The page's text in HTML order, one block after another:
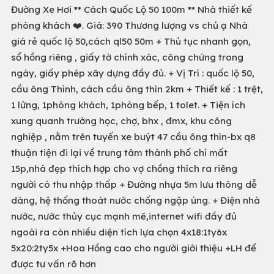
Đường Xe Hơi ** Cách Quốc Lộ 50 100m ** Nhà thiết kế
phòng khách ❤️. Giá: 390 Thương lượng vs chủ ạ Nhà
giá rẻ quốc lộ 50,cách ql50 50m + Thủ tục nhanh gọn,
sổ hồng riêng , giấy tờ chính xác, công chứng trong
ngày, giấy phép xây dựng đầy đủ. + Vị Trí : quốc lộ 50,
cầu ông Thình, cách cầu ông thìn 2km + Thiết kế : 1 trệt,
1 lửng, 1phòng khách, 1phòng bếp, 1 tolet. + Tiện ích
xung quanh trường học, chợ, bhx , đmx, khu công
nghiệp , nằm trên tuyến xe buýt 47 cầu ông thìn-bx q8
thuận tiện đi lại về trung tâm thành phố chỉ mất
15p,nhà đẹp thích hợp cho vợ chồng thích ra riêng
người có thu nhập thấp + Đường nhựa 5m lưu thông dễ
dàng, hệ thống thoát nước chống ngập úng. + Điện nhà
nước, nước thủy cục mạnh mẽ,internet wifi đầy đủ
ngoài ra còn nhiều diện tích lựa chọn 4x18:1ty6x
5x20:2ty5x +Hoa Hồng cao cho người giới thiệu +LH để
được tư vấn rõ hơn